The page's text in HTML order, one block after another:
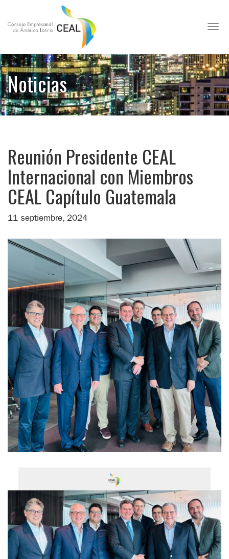
Noticias
Reunión Presidente CEAL
Internacional con Miembros
CEAL Capítulo Guatemala
11 septiembre, 2024